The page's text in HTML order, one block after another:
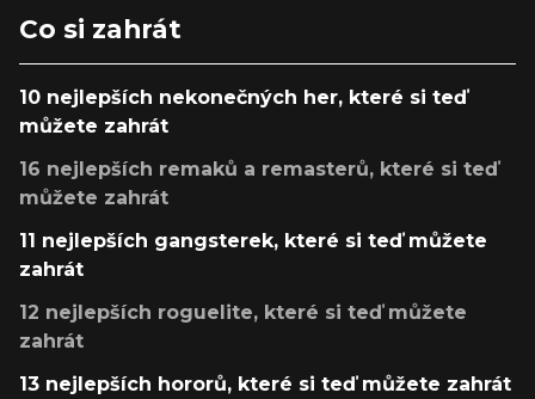
Co si zahrát
10 nejlepších nekonečných her, které si teď
můžete zahrát
16 nejlepších remaků a remasterů, které si teď
můžete zahrát
11 nejlepších gangsterek, které si teď můžete
zahrát
12 nejlepších roguelite, které si teď můžete
zahrát
13 nejlepších hororů, které si teď můžete zahrát